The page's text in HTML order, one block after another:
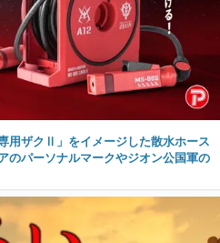
用ザクⅡ」をイメージした散水ホース
のパーソナルマークやジオン公国軍の